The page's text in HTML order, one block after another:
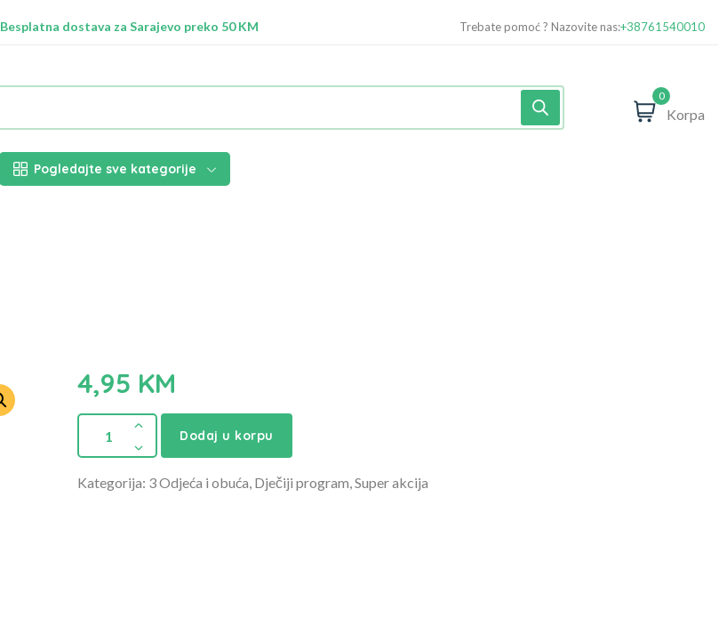
Besplatna dostava za Sarajevo preko 50 KM
Trebate pomoć ? Nazovite nas:+38761540010
0
Korpa
Pogledajte sve kategorije
4,95 KM
Dodaj u korpu
Kategorija: 3 Odjeća i obuća, Dječiji program, Super akcija